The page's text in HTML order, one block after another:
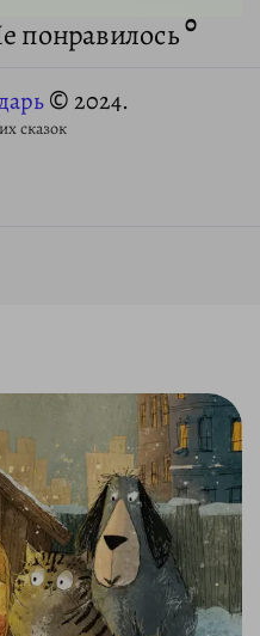
понравилось0
© 2024.
сказок